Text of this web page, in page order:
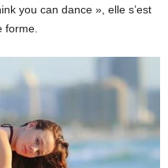
you can dance », elle s’est
forme.